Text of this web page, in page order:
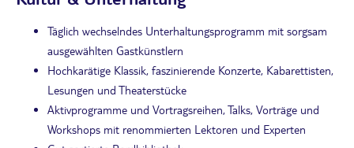
Täglich wechselndes Unterhaltungsprogramm mit sorgsam
ausgewählten Gastkünstlern
Hochkarätige Klassik, faszinierende Konzerte, Kabarettisten,
Lesungen und Theaterstücke
Aktivprogramme und Vortragsreihen, Talks, Vorträge und
Workshops mit renommierten Lektoren und Experten